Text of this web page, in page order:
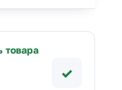
товара
✓